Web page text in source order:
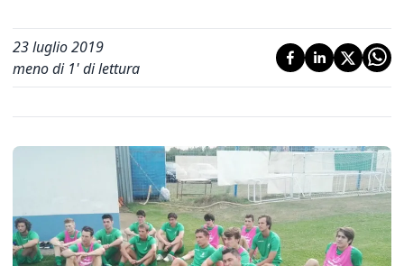
23 luglio 2019
meno di 1' di lettura